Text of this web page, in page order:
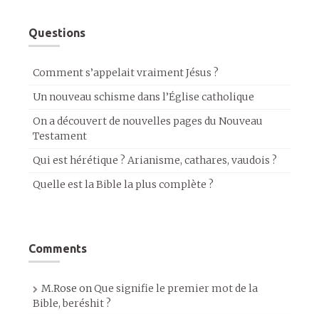
Questions
Comment s’appelait vraiment Jésus ?
Un nouveau schisme dans l’Église catholique
On a découvert de nouvelles pages du Nouveau
Testament
Qui est hérétique ? Arianisme, cathares, vaudois ?
Quelle est la Bible la plus complète ?
Comments
M.Rose onQue signifie le premier mot de la
Bible, beréshit ?